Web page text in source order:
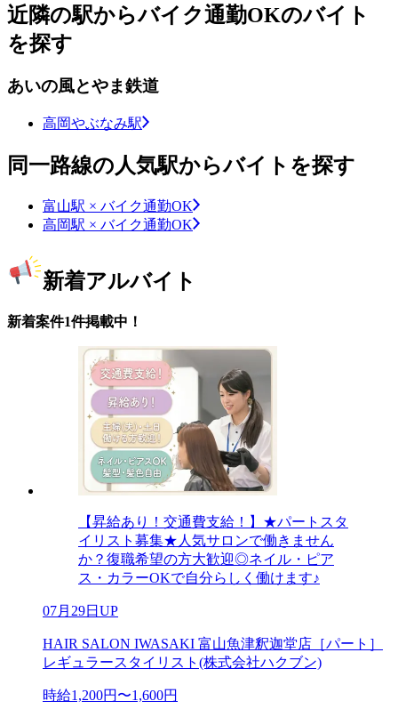
近隣の駅からバイク通勤OKのバイト
を探す
あいの風とやま鉄道
高岡やぶなみ駅
同一路線の人気駅からバイトを探す
富山駅 × バイク通勤OK
高岡駅 × バイク通勤OK
新着アルバイト
新着案件1件掲載中！
【昇給あり！交通費支給！】★パートスタ
イリスト募集★人気サロンで働きません
か？復職希望の方大歓迎◎ネイル・ピア
ス・カラーOKで自分らしく働けます♪
07月29日UP
HAIR SALON IWASAKI 富山魚津釈迦堂店［パート］
レギュラースタイリスト(株式会社ハクブン)
時給1,200円〜1,600円